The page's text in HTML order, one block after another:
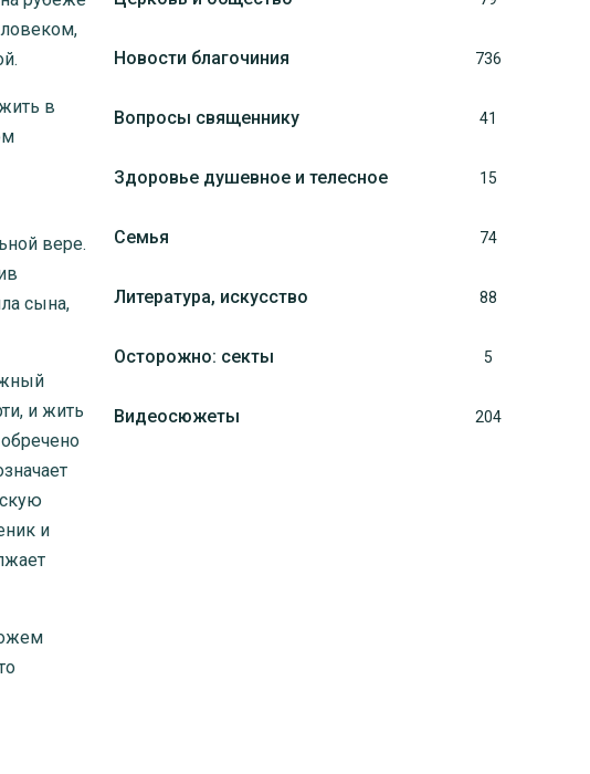
в
вере.
сына,
и жить
и
Новости благочиния 736
Вопросы священнику 41
Здоровье душевное и телесное 15
Семья 74
Литература, искуcство 88
Осторожно: секты 5
Видеосюжеты 204